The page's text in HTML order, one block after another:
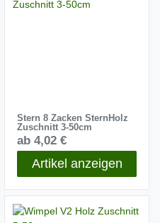
Stern 8 Zacken SternHolz
Zuschnitt 3-50cm
ab 4,02 €
Artikel anzeigen